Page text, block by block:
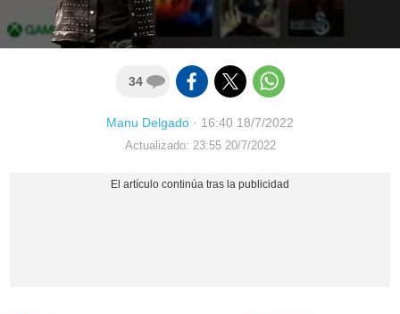
34
Manu Delgado · 16:40 18/7/2022
Actualizado: 23:55 20/7/2022